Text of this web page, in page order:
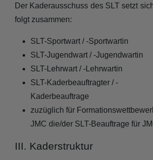
Der Kaderausschuss des SLT setzt
folgt zusammen:
SLT-Sportwart / -Sportwartin
SLT-Jugendwart / -Jugendwartin
SLT-Lehrwart / -Lehrwartin
SLT-Kaderbeauftragter / -
Kaderbeauftrage
zuzüglich für
JMC die/der SLT-Beauftrage für
III. Kaderstruktur